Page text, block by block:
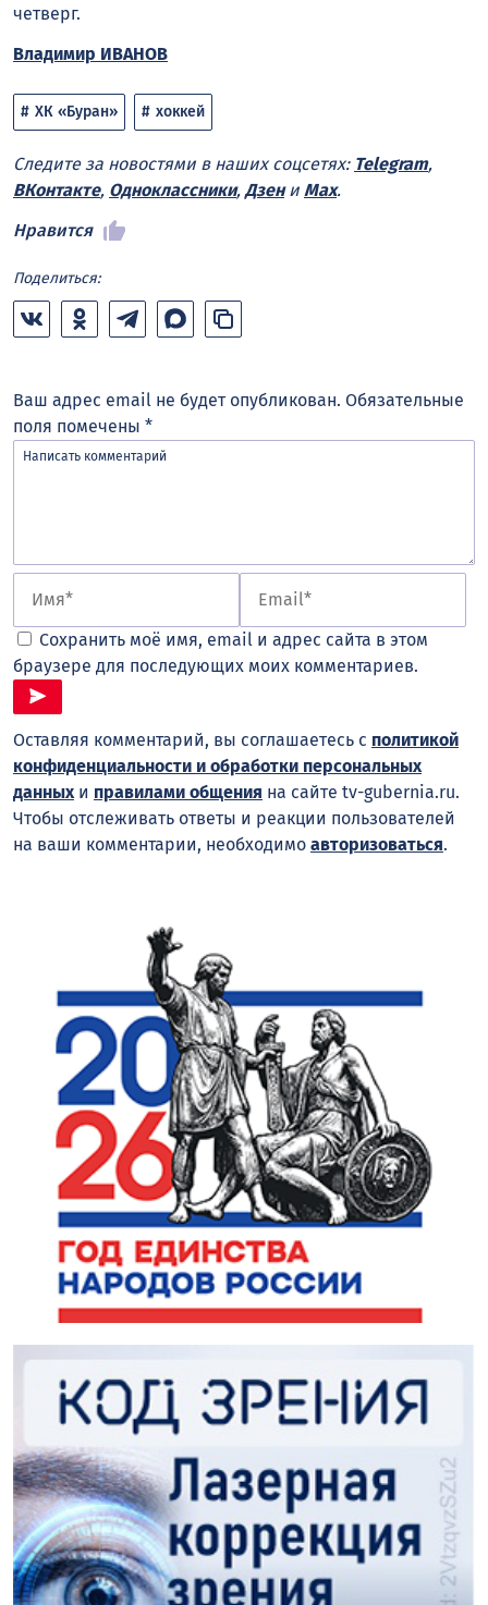
четверг.
Владимир ИВАНОВ
ХК «Буран» хоккей
Следите за новостями в наших соцсетях: Telegram,
ВКонтакте, Одноклассники, Дзени Max.
Нравится
Поделиться:
Ваш адрес email не будет опубликован. Обязательные
поля помечены *
Сохранить моё имя, email и адрес сайта в этом
браузере для последующих моих комментариев.
Оставляя комментарий, вы соглашаетесь с политикой
конфиденциальности и обработки персональных
данныхи правилами общения на сайте tv-gubernia.ru.
Чтобы отслеживать ответы и реакции пользователей
на ваши комментарии, необходимо авторизоваться.